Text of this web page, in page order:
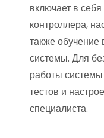
включает в
контроллера,
также обучение
системы. Для
работы
тестов и
специалиста.